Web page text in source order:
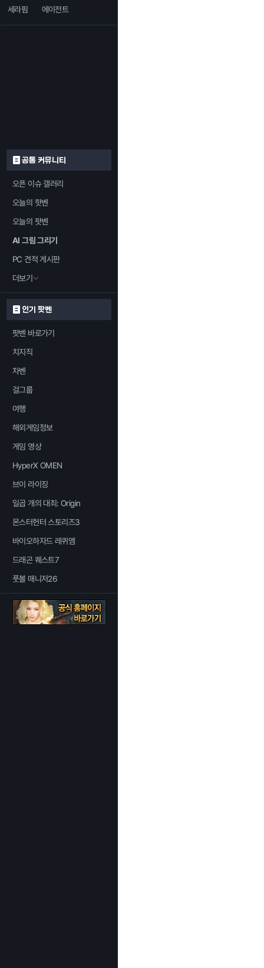
세라핌
에이전트
공통 커뮤니티
오픈 이슈 갤러리
오늘의 핫벤
오늘의 팟벤
AI 그림 그리기
PC 견적 게시판
더보기
인기 팟벤
팟벤 바로가기
치지직
차벤
걸그룹
여행
해외게임정보
게임 영상
HyperX OMEN
브이 라이징
일곱 개의 대죄: Origin
몬스터헌터 스토리즈3
바이오하자드 레퀴엠
드래곤 퀘스트7
풋볼 매니저26